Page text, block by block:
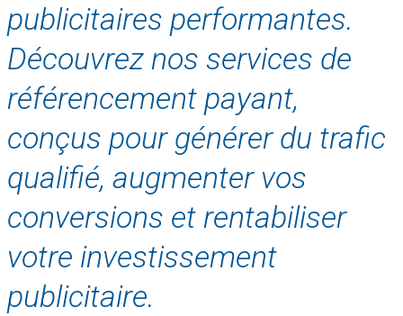
publicitaires performantes.
Découvrez nos services de
référencement payant,
conçus pour générer du trafic
qualifié, augmenter vos
conversions et rentabiliser
votre investissement
publicitaire.